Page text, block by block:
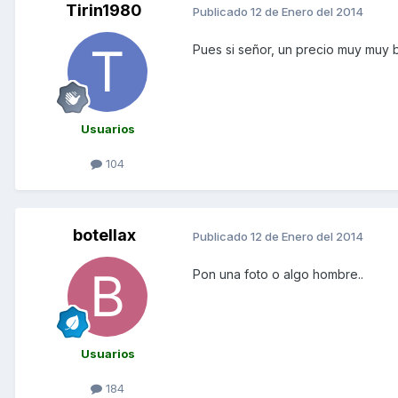
Tirin1980
Usuarios
104
Publicado 12 de Enero del 2014
Pues si señor, un precio muy muy
botellax
Usuarios
184
Publicado 12 de Enero del 2014
Pon una foto o algo hombre..